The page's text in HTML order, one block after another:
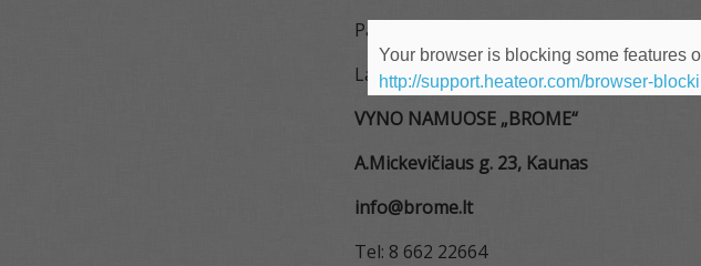
Paragauk ir nepirk katės maiše!
Laukiame Jūsų:
VYNO NAMUOSE „BROME“
A.Mickevičiaus g. 23, Kaunas
info@brome.lt
Tel: 8 662 22664
Your browser is blocking some features
http://support.heateor.com/browser-